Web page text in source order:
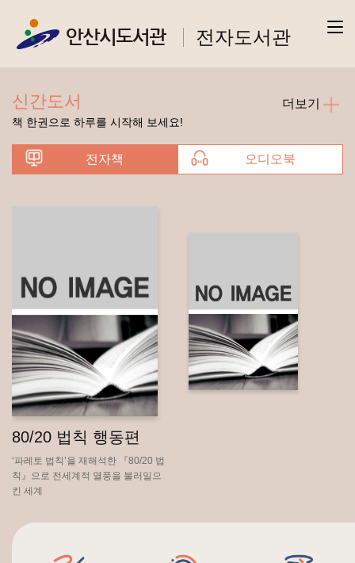
전자도서관
신간도서
책 한권으로 하루를 시작해 보세요!
더보기
전자책 오디오북
80/20 법칙 행동편
‘파레토 법칙’을 재해석한 『80/20 법
칙』으로 전세계적 열풍을 불러일으
킨 세계